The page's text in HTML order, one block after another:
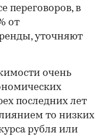
переговоров, в
от
уточняют
очень
последних лет
то низких
рубля или